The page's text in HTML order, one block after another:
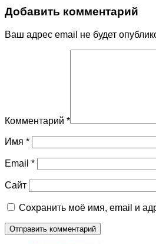
Добавить комментарий
Ваш адрес email не будет
Комментарий *
Имя *
Email *
Сайт
Сохранить моё имя, email и